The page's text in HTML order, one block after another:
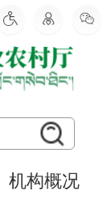
机构概况